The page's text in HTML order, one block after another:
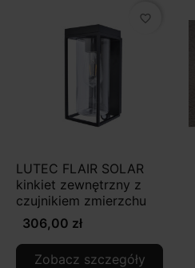
favorite_border
LUTEC FLAIR SOLAR
kinkiet zewnętrzny z
czujnikiem zmierzchu
306,00 zł
Zobacz szczegóły